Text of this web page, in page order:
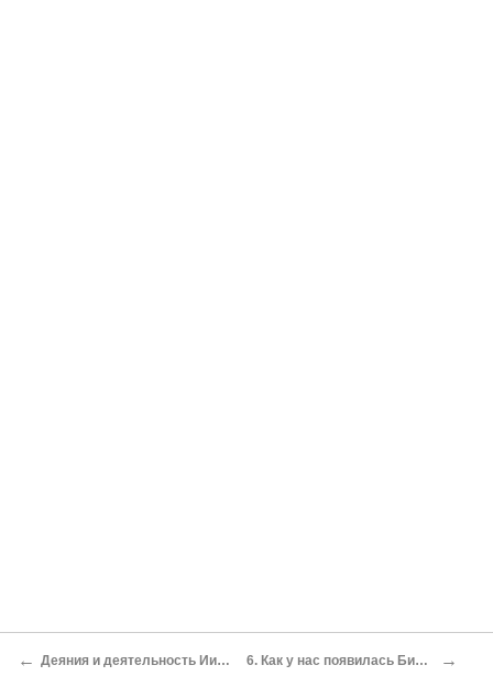
← Деяния и деятельность Иисуса 6. Как у нас появилась Библия →